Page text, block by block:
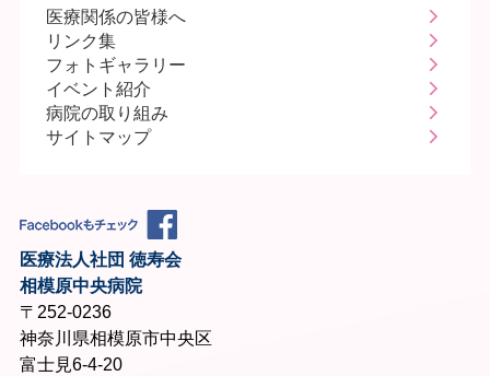
医療関係の皆様へ
リンク集
フォトギャラリー
イベント紹介
病院の取り組み
サイトマップ
医療法人社団 徳寿会
相模原中央病院
〒252-0236
神奈川県相模原市中央区
富士見6-4-20